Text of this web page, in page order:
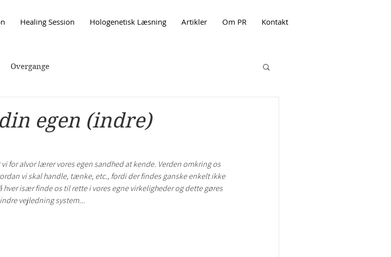
Healing Session Hologenetisk Læsning Artikler Om PR Kontakt
Overgange
egen (indre)
for alvor lærer vores egen sandhed at kende. Verden omkring os
vi skal handle, tænke, etc., fordi der findes ganske enkelt ikke
især finde os til rette i vores egne virkeligheder og dette gøres
vejledning system...